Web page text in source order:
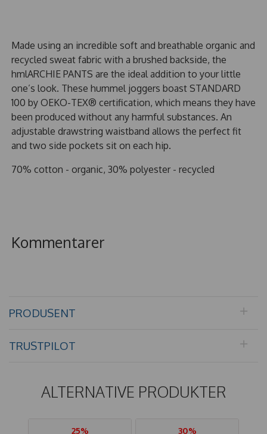
Made using an incredible soft and breathable organic and
recycled sweat fabric with a brushed backside, the
hmlARCHIE PANTS are the ideal addition to your little
one’s look. These hummel joggers boast STANDARD
100 by OEKO-TEX® certification, which means they have
been produced without any harmful substances. An
adjustable drawstring waistband allows the perfect fit
and two side pockets sit on each hip.
70% cotton - organic, 30% polyester - recycled
Kommentarer
PRODUSENT
TRUSTPILOT
ALTERNATIVE PRODUKTER
25% 30%